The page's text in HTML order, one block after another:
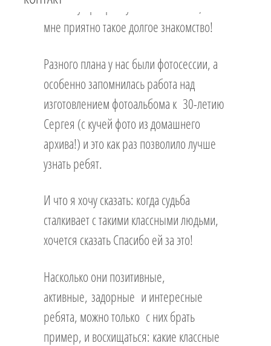
Знаю эту прекрасную семью 10 лет, и
мне приятно такое долгое знакомство!
Разного плана у нас были фотосессии, а
особенно запомнилась работа над
изготовлением фотоальбома к 30-летию
Сергея (с кучей фото из домашнего
архива!) и это как раз позволило лучше
узнать ребят.
И что я хочу сказать: когда судьба
сталкивает с такими классными людьми,
хочется сказать Спасибо ей за это!
Насколько они позитивные,
активные, задорные и интересные
ребята, можно только с них брать
пример, и восхищаться: какие классные